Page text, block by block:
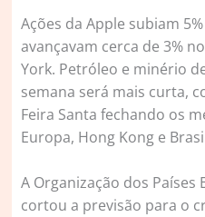
Ações da Apple subiam
avançavam cerca de 3%
York. Petróleo e minério
semana será mais curta,
Feira Santa fechando os
Europa, Hong Kong e
A Organização dos
cortou a previsão para o